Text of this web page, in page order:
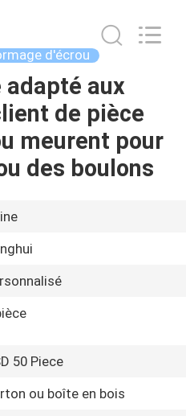
d'écrou
adapté aux
de pièce
meurent pour
des boulons
50 Piece
ou boîte en bois